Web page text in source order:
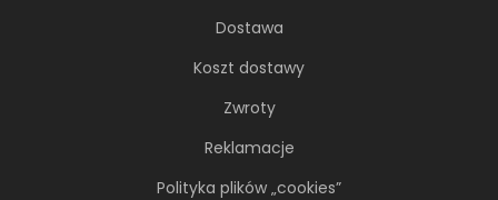
Dostawa
Koszt dostawy
Zwroty
Reklamacje
Polityka plików „cookies”